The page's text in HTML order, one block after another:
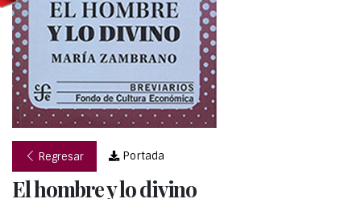
Regresar Portada
El hombre y lo divino